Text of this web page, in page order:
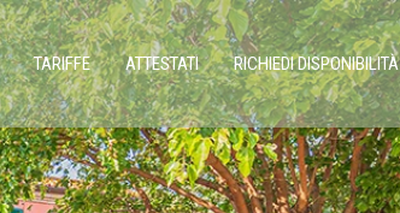
TARIFFE ATTESTATI RICHIEDI DISPONIBILITÀ